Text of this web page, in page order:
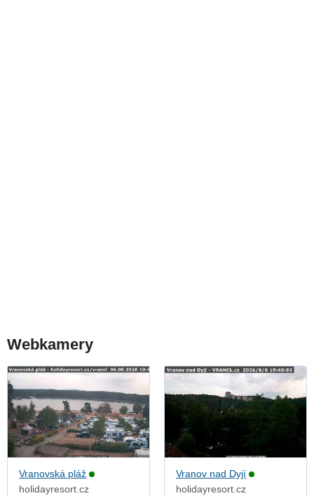
Webkamery
Vranovská pláž
holidayresort.cz
Vranov nad Dyjí
holidayresort.cz